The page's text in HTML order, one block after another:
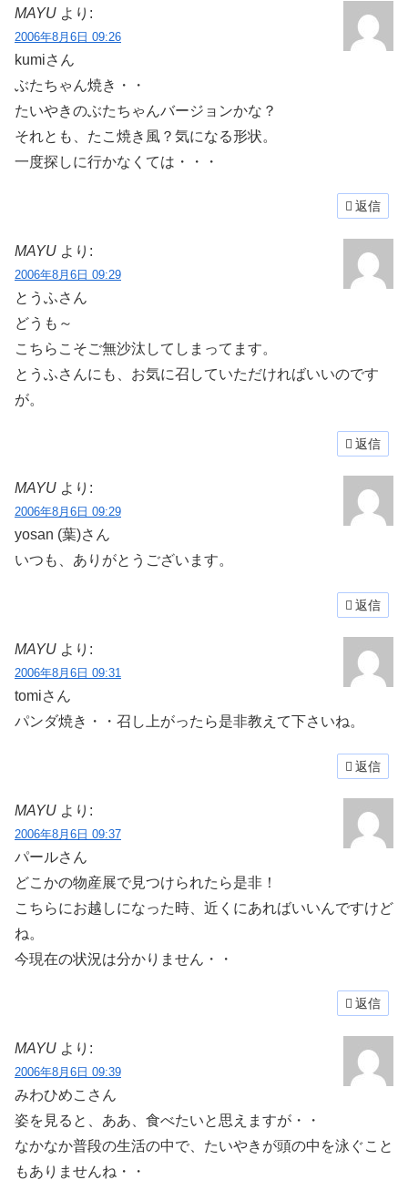
MAYU より:
2006年8月6日 09:26
kumiさん
ぶたちゃん焼き・・
たいやきのぶたちゃんバージョンかな？
それとも、たこ焼き風？気になる形状。
一度探しに行かなくては・・・
返信
MAYU より:
2006年8月6日 09:29
とうふさん
どうも～
こちらこそご無沙汰してしまってます。
とうふさんにも、お気に召していただければいいのです
が。
返信
MAYU より:
2006年8月6日 09:29
yosan (葉)さん
いつも、ありがとうございます。
返信
MAYU より:
2006年8月6日 09:31
tomiさん
パンダ焼き・・召し上がったら是非教えて下さいね。
返信
MAYU より:
2006年8月6日 09:37
パールさん
どこかの物産展で見つけられたら是非！
こちらにお越しになった時、近くにあればいいんですけど
ね。
今現在の状況は分かりません・・
返信
MAYU より:
2006年8月6日 09:39
みわひめこさん
姿を見ると、ああ、食べたいと思えますが・・
なかなか普段の生活の中で、たいやきが頭の中を泳ぐこと
もありませんね・・